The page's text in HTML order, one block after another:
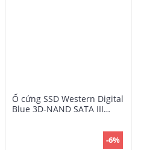
Ổ cứng SSD Western Digital
Blue 3D-NAND SATA III
-6%